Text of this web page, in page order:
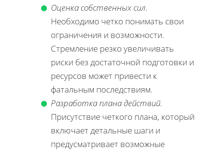
Оценка собственных сил.
Необходимо четко понимать свои
ограничения и возможности.
Стремление резко увеличивать
риски без достаточной подготовки и
ресурсов может привести к
фатальным последствиям.
Разработка плана действий.
Присутствие четкого плана, который
включает детальные шаги и
предусматривает возможные